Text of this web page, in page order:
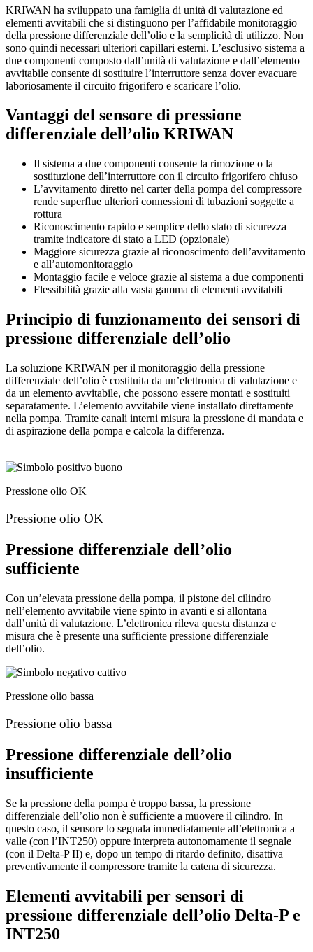
KRIWAN ha sviluppato una famiglia di unità di valutazione ed
elementi avvitabili che si distinguono per l’affidabile monitoraggio
della pressione differenziale dell’olio e la semplicità di utilizzo. Non
sono quindi necessari ulteriori capillari esterni. L’esclusivo sistema a
due componenti composto dall’unità di valutazione e dall’elemento
avvitabile consente di sostituire l’interruttore senza dover evacuare
laboriosamente il circuito frigorifero e scaricare l’olio.
Vantaggi del sensore di pressione
differenziale dell’olio KRIWAN
Il sistema a due componenti consente la rimozione o la
sostituzione dell’interruttore con il circuito frigorifero chiuso
L’avvitamento diretto nel carter della pompa del compressore
rende superflue ulteriori connessioni di tubazioni soggette a
rottura
Riconoscimento rapido e semplice dello stato di sicurezza
tramite indicatore di stato a LED (opzionale)
Maggiore sicurezza grazie al riconoscimento dell’avvitamento
e all’automonitoraggio
Montaggio facile e veloce grazie al sistema a due componenti
Flessibilità grazie alla vasta gamma di elementi avvitabili
Principio di funzionamento dei sensori di
pressione differenziale dell’olio
La soluzione KRIWAN per il monitoraggio della pressione
differenziale dell’olio è costituita da un’elettronica di valutazione e
da un elemento avvitabile, che possono essere montati e sostituiti
separatamente. L’elemento avvitabile viene installato direttamente
nella pompa. Tramite canali interni misura la pressione di mandata e
di aspirazione della pompa e calcola la differenza.
Pressione olio OK
Pressione olio OK
Pressione differenziale dell’olio
sufficiente
Con un’elevata pressione della pompa, il pistone del cilindro
nell’elemento avvitabile viene spinto in avanti e si allontana
dall’unità di valutazione. L’elettronica rileva questa distanza e
misura che è presente una sufficiente pressione differenziale
dell’olio.
Pressione olio bassa
Pressione olio bassa
Pressione differenziale dell’olio
insufficiente
Se la pressione della pompa è troppo bassa, la pressione
differenziale dell’olio non è sufficiente a muovere il cilindro. In
questo caso, il sensore lo segnala immediatamente all’elettronica a
valle (con l’INT250) oppure interpreta autonomamente il segnale
(con il Delta‑P II) e, dopo un tempo di ritardo definito, disattiva
preventivamente il compressore tramite la catena di sicurezza.
Elementi avvitabili per sensori di
pressione differenziale dell’olio Delta‑P e
INT250